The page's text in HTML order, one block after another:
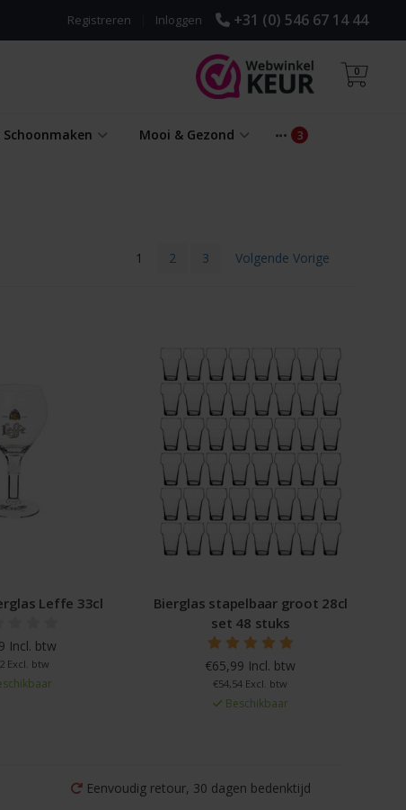
+31 (0) 546 67 14 44
Inloggen
Registreren
0
Mooi & Gezond
1 2 3 Volgende Vorige
Leffe 33cl
Incl. btw
Excl. btw
Bierglas stapelbaar groot 28cl
set 48 stuks
€65,99 Incl. btw
€54,54 Excl. btw
Beschikbaar
Eenvoudig retour, 30 dagen bedenktijd